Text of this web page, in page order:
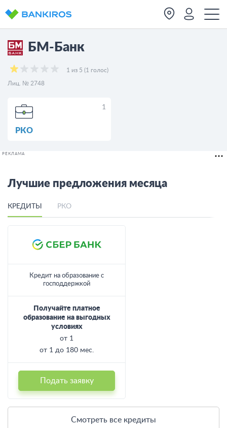
БМ-Банк
1 из 5 (1 голос)
Лиц. № 2748
1
РКО
РЕКЛАМА
Лучшие предложения месяца
КРЕДИТЫ РКО
Кредит на образование с
господдержкой
Получайте платное
образование на выгодных
условиях
от 1
от 1 до 180 мес.
Подать заявку
Смотреть все кредиты